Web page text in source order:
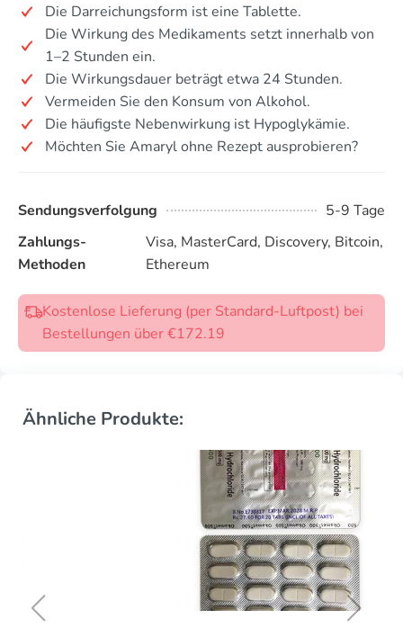
Die Darreichungsform ist eine Tablette.
Die Wirkung des Medikaments setzt innerhalb von
1–2 Stunden ein.
Die Wirkungsdauer beträgt etwa 24 Stunden.
Vermeiden Sie den Konsum von Alkohol.
Die häufigste Nebenwirkung ist Hypoglykämie.
Möchten Sie Amaryl ohne Rezept ausprobieren?
Sendungsverfolgung
5-9 Tage
Zahlungs-
Methoden
Visa, MasterCard, Discovery, Bitcoin,
Ethereum
Kostenlose Lieferung (per Standard-Luftpost) bei
Bestellungen über €172.19
Ähnliche Produkte: